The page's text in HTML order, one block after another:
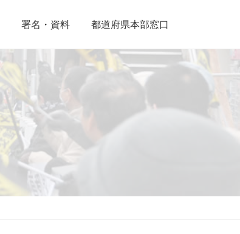
署名・資料 都道府県本部窓口